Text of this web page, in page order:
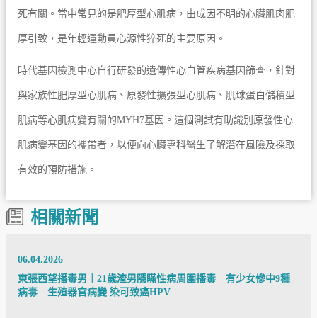
死有關。當中常見的是肥厚型心肌病，由成因不明的心臟肌肉肥
厚引致，是年輕運動員心源性猝死的主要原因。
時代基因檢測中心自行研發的遺傳性心血管疾病基因篩查，針對
與家族性肥厚型心肌病、原發性擴張型心肌病、肌球蛋白儲積型
肌病等心肌病變有關的MYH7基因。這個測試有助識別原發性心
肌病變基因的攜帶者，以便向心臟專科醫生了解潛在風險及採取
有效的預防措施。
相關新聞
06.04.2026
東張西望播毒男｜21歲渣男隱瞞性病周圍播毒 有少女慘中9種
病毒 生殖器官病變 染可致癌HPV